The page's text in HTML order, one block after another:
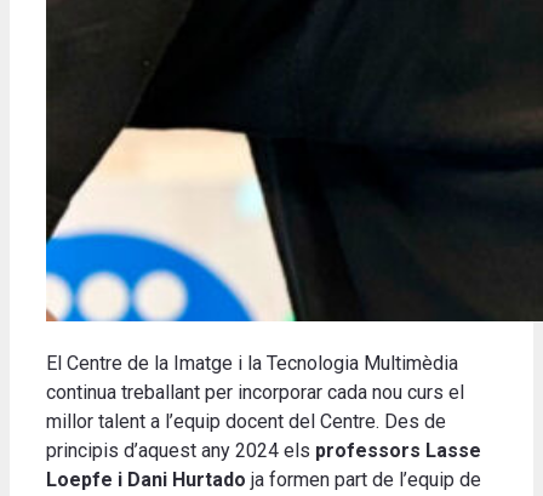
El Centre de la Imatge i la Tecnologia Multimèdia
continua treballant per incorporar cada nou curs el
millor talent a l’equip docent del Centre. Des de
principis d’aquest any 2024 els professors Lasse
Loepfe i Dani Hurtado ja formen part de l’equip de